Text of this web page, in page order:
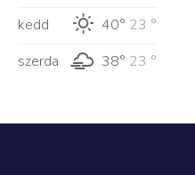
kedd
40° 23 °
szerda
38° 23 °